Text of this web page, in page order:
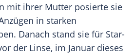
mit ihrer Mutter posierte sie
in starken
Danach stand sie für Star-
der Linse, im Januar dieses